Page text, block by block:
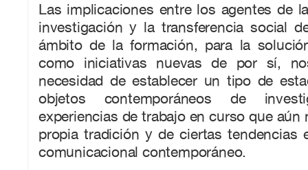
Las implicaciones entre los agentes de
investigación y la transferencia social
ámbito de la formación, para la
como iniciativas nuevas de por sí,
necesidad de establecer un tipo de
objetos contemporáneos de
experiencias de trabajo en curso que aún
propia tradición y de ciertas tendencias
comunicacional contemporáneo.